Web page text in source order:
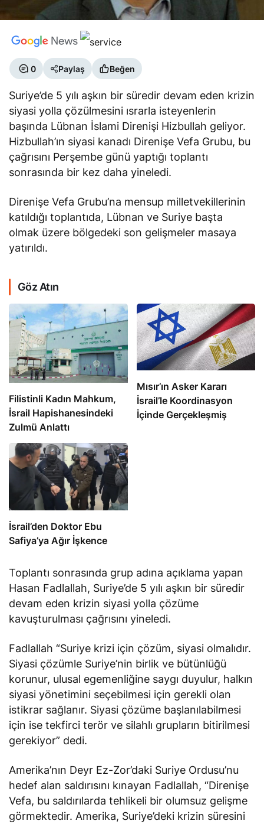
0 Paylaş Beğen
Suriye’de 5 yılı aşkın bir süredir devam eden krizin
siyasi yolla çözülmesini ısrarla isteyenlerin
başında Lübnan İslami Direnişi Hizbullah geliyor.
Hizbullah’ın siyasi kanadı Direnişe Vefa Grubu, bu
çağrısını Perşembe günü yaptığı toplantı
sonrasında bir kez daha yineledi.
Direnişe Vefa Grubu’na mensup milletvekillerinin
katıldığı toplantıda, Lübnan ve Suriye başta
olmak üzere bölgedeki son gelişmeler masaya
yatırıldı.
Göz Atın
Filistinli Kadın Mahkum,
İsrail Hapishanesindeki
Zulmü Anlattı
Mısır’ın Asker Kararı
İsrail’le Koordinasyon
İçinde Gerçekleşmiş
İsrail’den Doktor Ebu
Safiya’ya Ağır İşkence
Toplantı sonrasında grup adına açıklama yapan
Hasan Fadlallah, Suriye’de 5 yılı aşkın bir süredir
devam eden krizin siyasi yolla çözüme
kavuşturulması çağrısını yineledi.
Fadlallah “Suriye krizi için çözüm, siyasi olmalıdır.
Siyasi çözümle Suriye’nin birlik ve bütünlüğü
korunur, ulusal egemenliğine saygı duyulur, halkın
siyasi yönetimini seçebilmesi için gerekli olan
istikrar sağlanır. Siyasi çözüme başlanılabilmesi
için ise tekfirci terör ve silahlı grupların bitirilmesi
gerekiyor” dedi.
Amerika’nın Deyr Ez-Zor’daki Suriye Ordusu’nu
hedef alan saldırısını kınayan Fadlallah, “Direnişe
Vefa, bu saldırılarda tehlikeli bir olumsuz gelişme
görmektedir. Amerika, Suriye’deki krizin süresini